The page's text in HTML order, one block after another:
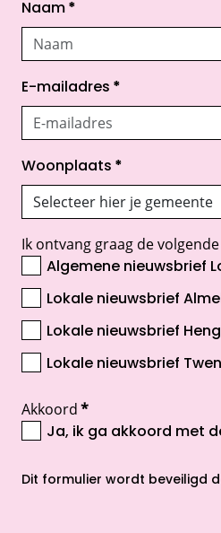
Naam *
E-mailadres *
Woonplaats *
Ik ontvang graag de
Algemene nieuwsbrief
Lokale nieuwsbrief
Lokale nieuwsbrief
Lokale nieuwsbrief
Akkoord*
Ja, ik ga akkoord met
Dit formulier wordt beveiligd